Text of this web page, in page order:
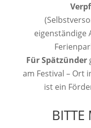
eigenständige
Für Spätzünder
am Festival – Ort
ist ein
BITTE